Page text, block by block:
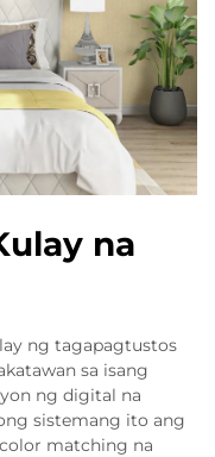
na
ng tagapagtustos
sa isang
ng digital na
sistemang ito ang
matching na